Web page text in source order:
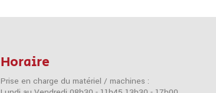
Horaire
Prise en charge du matériel / machines :